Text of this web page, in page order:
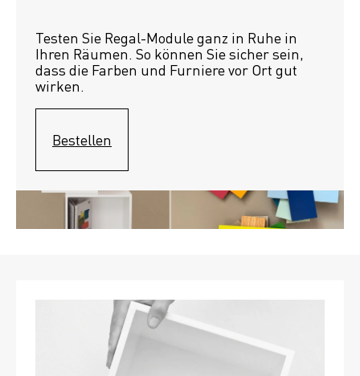
Testen Sie Regal-Module ganz in Ruhe in
Ihren Räumen. So können Sie sicher sein,
dass die Farben und Furniere vor Ort gut
wirken.
Bestellen